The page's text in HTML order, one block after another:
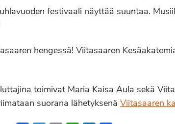
festivaali näyttää suuntaa.
hengessä! Viitasaaren
toimivat Maria Kaisa Aula sekä
suorana lähetyksenä Viitasaaren